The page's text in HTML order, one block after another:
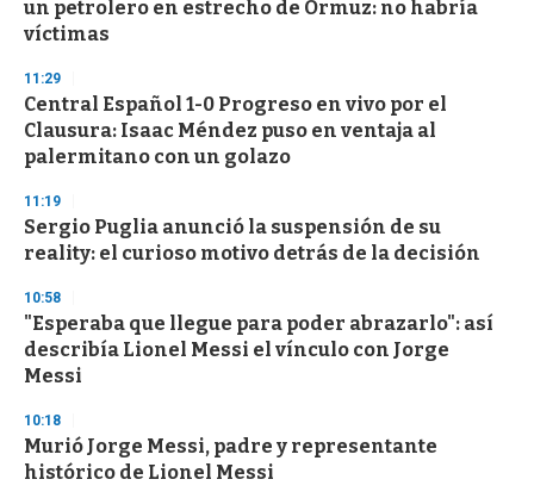
un petrolero en estrecho de Ormuz: no habría
víctimas
11:29
Central Español 1-0 Progreso en vivo por el
Clausura: Isaac Méndez puso en ventaja al
palermitano con un golazo
11:19
Sergio Puglia anunció la suspensión de su
reality: el curioso motivo detrás de la decisión
10:58
"Esperaba que llegue para poder abrazarlo": así
describía Lionel Messi el vínculo con Jorge
Messi
10:18
Murió Jorge Messi, padre y representante
histórico de Lionel Messi